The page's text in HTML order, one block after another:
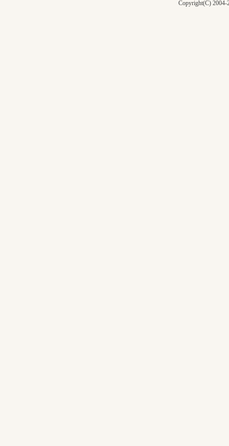
Copyright(C)